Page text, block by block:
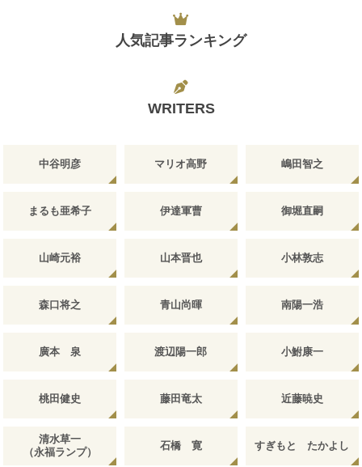
人気記事ランキング
WRITERS
中谷明彦 マリオ高野 嶋田智之
まるも亜希子 伊達軍曹 御堀直嗣
山崎元裕 山本晋也 小林敦志
森口将之 青山尚暉 南陽一浩
廣本 泉 渡辺陽一郎 小鮒康一
桃田健史 藤田竜太 近藤暁史
清水草一
（永福ランプ）
石橋 寛 すぎもと たかよし